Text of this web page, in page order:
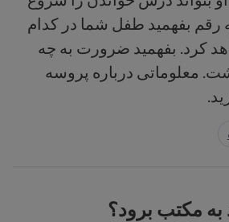
رقم بفهمید طفل شما در کدام
کرد. بفهمید ضرورت به چه
معلوماتی درباره پروسه
به مکتب برود؟